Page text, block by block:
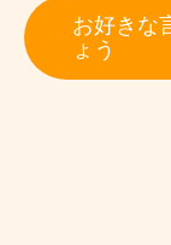
お好きな
ょう